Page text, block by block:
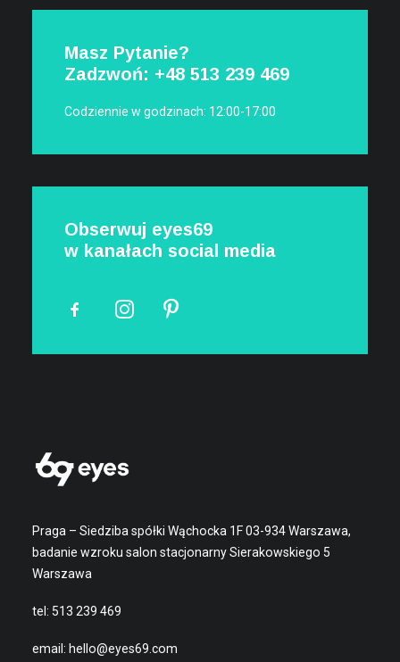
Masz Pytanie?
Zadzwoń: +48 513 239 469
Codziennie w godzinach: 12:00-17:00
Obserwuj eyes69
w kanałach social media
Praga – Siedziba spółki Wąchocka 1F 03-934 Warszawa,
badanie wzroku salon stacjonarny Sierakowskiego 5
Warszawa
tel: 513 239 469
email: hello@eyes69.com